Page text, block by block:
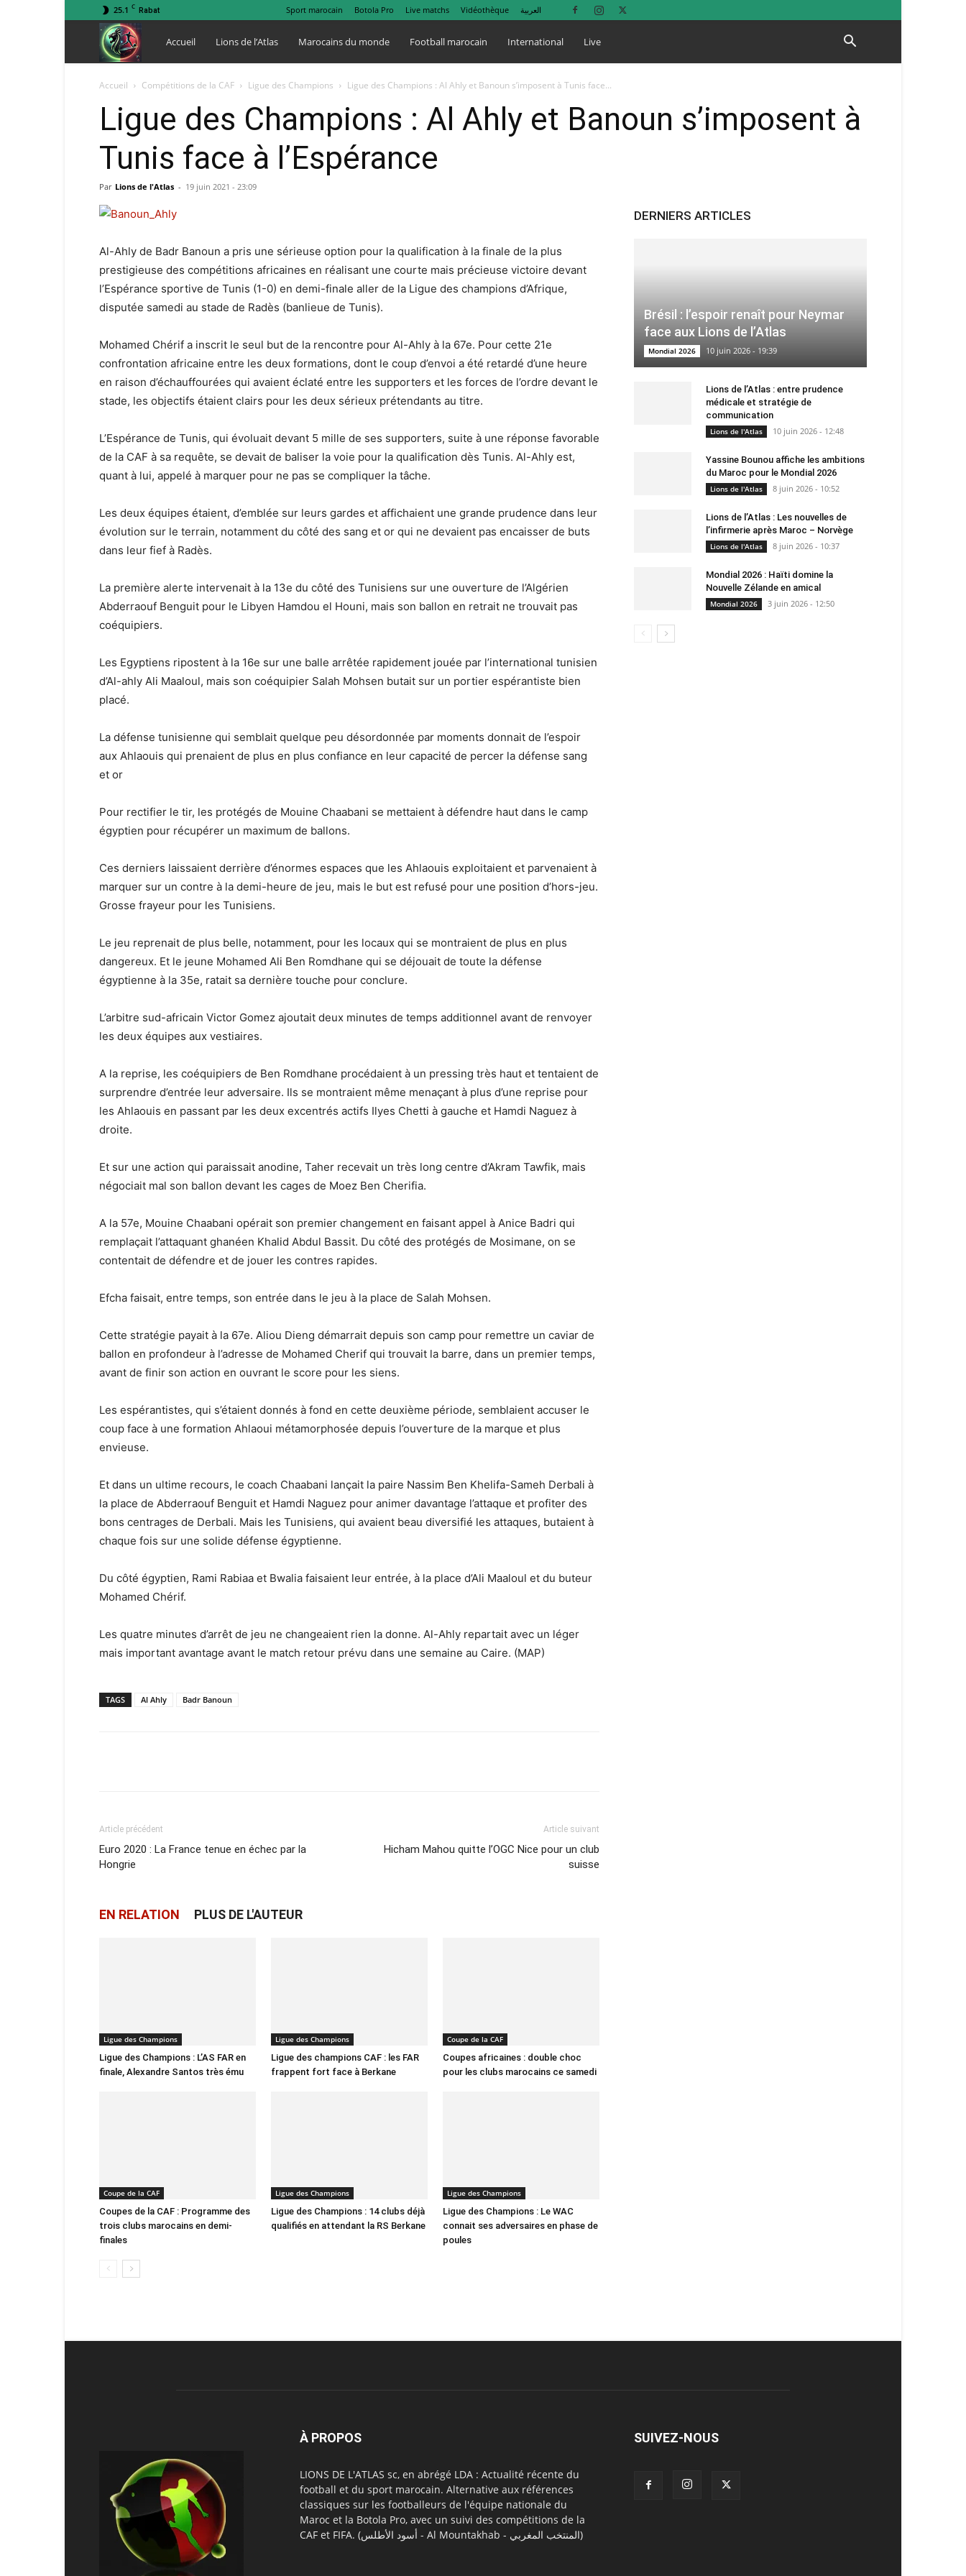
25.1 C Rabat Sport marocain Botola Pro Live matchs Vidéothèque العربية
Lions
de
l
Atlas
Accueil Lions de l’Atlas Marocains du monde Football marocain International Live
Accueil Compétitions de la CAF Ligue des Champions Ligue des Champions : Al Ahly et Banoun s’imposent à Tunis face...
Ligue des Champions : Al Ahly et Banoun s’imposent à
Tunis face à l’Espérance
Par Lions de l'Atlas - 19 juin 2021 - 23:09
Al-Ahly de Badr Banoun a pris une sérieuse option pour la qualification à la finale de la plus
prestigieuse des compétitions africaines en réalisant une courte mais précieuse victoire devant
l’Espérance sportive de Tunis (1-0) en demi-finale aller de la Ligue des champions d’Afrique,
disputée samedi au stade de Radès (banlieue de Tunis).
Mohamed Chérif a inscrit le seul but de la rencontre pour Al-Ahly à la 67e. Pour cette 21e
confrontation africaine entre les deux formations, dont le coup d’envoi a été retardé d’une heure
en raison d’échauffourées qui avaient éclaté entre les supporters et les forces de l’ordre devant le
stade, les objectifs étaient clairs pour les deux sérieux prétendants au titre.
L’Espérance de Tunis, qui évoluait devant 5 mille de ses supporters, suite à une réponse favorable
de la CAF à sa requête, se devait de baliser la voie pour la qualification dès Tunis. Al-Ahly est,
quant à lui, appelé à marquer pour ne pas se compliquer la tâche.
Les deux équipes étaient, d’emblée sur leurs gardes et affichaient une grande prudence dans leur
évolution sur le terrain, notamment du côté des sang et or qui ne devaient pas encaisser de buts
dans leur fief à Radès.
La première alerte intervenait à la 13e du côté des Tunisiens sur une ouverture de l’Algérien
Abderraouf Benguit pour le Libyen Hamdou el Houni, mais son ballon en retrait ne trouvait pas
coéquipiers.
Les Egyptiens ripostent à la 16e sur une balle arrêtée rapidement jouée par l’international tunisien
d’Al-ahly Ali Maaloul, mais son coéquipier Salah Mohsen butait sur un portier espérantiste bien
placé.
La défense tunisienne qui semblait quelque peu désordonnée par moments donnait de l’espoir
aux Ahlaouis qui prenaient de plus en plus confiance en leur capacité de percer la défense sang
et or
Pour rectifier le tir, les protégés de Mouine Chaabani se mettaient à défendre haut dans le camp
égyptien pour récupérer un maximum de ballons.
Ces derniers laissaient derrière d’énormes espaces que les Ahlaouis exploitaient et parvenaient à
marquer sur un contre à la demi-heure de jeu, mais le but est refusé pour une position d’hors-jeu.
Grosse frayeur pour les Tunisiens.
Le jeu reprenait de plus belle, notamment, pour les locaux qui se montraient de plus en plus
dangereux. Et le jeune Mohamed Ali Ben Romdhane qui se déjouait de toute la défense
égyptienne à la 35e, ratait sa dernière touche pour conclure.
L’arbitre sud-africain Victor Gomez ajoutait deux minutes de temps additionnel avant de renvoyer
les deux équipes aux vestiaires.
A la reprise, les coéquipiers de Ben Romdhane procédaient à un pressing très haut et tentaient de
surprendre d’entrée leur adversaire. Ils se montraient même menaçant à plus d’une reprise pour
les Ahlaouis en passant par les deux excentrés actifs Ilyes Chetti à gauche et Hamdi Naguez à
droite.
Et sur une action qui paraissait anodine, Taher recevait un très long centre d’Akram Tawfik, mais
négociait mal son ballon devant les cages de Moez Ben Cherifia.
A la 57e, Mouine Chaabani opérait son premier changement en faisant appel à Anice Badri qui
remplaçait l’attaquant ghanéen Khalid Abdul Bassit. Du côté des protégés de Mosimane, on se
contentait de défendre et de jouer les contres rapides.
Efcha faisait, entre temps, son entrée dans le jeu à la place de Salah Mohsen.
Cette stratégie payait à la 67e. Aliou Dieng démarrait depuis son camp pour remettre un caviar de
ballon en profondeur à l’adresse de Mohamed Cherif qui trouvait la barre, dans un premier temps,
avant de finir son action en ouvrant le score pour les siens.
Les espérantistes, qui s’étaient donnés à fond en cette deuxième période, semblaient accuser le
coup face à une formation Ahlaoui métamorphosée depuis l’ouverture de la marque et plus
envieuse.
Et dans un ultime recours, le coach Chaabani lançait la paire Nassim Ben Khelifa-Sameh Derbali à
la place de Abderraouf Benguit et Hamdi Naguez pour animer davantage l’attaque et profiter des
bons centrages de Derbali. Mais les Tunisiens, qui avaient beau diversifié les attaques, butaient à
chaque fois sur une solide défense égyptienne.
Du côté égyptien, Rami Rabiaa et Bwalia faisaient leur entrée, à la place d’Ali Maaloul et du buteur
Mohamed Chérif.
Les quatre minutes d’arrêt de jeu ne changeaient rien la donne. Al-Ahly repartait avec un léger
mais important avantage avant le match retour prévu dans une semaine au Caire. (MAP)
TAGS Al Ahly Badr Banoun
Article précédent
Euro 2020 : La France tenue en échec par la
Hongrie
Article suivant
Hicham Mahou quitte l’OGC Nice pour un club
suisse
EN RELATION PLUS DE L'AUTEUR
Ligue des Champions
Ligue des Champions : L’AS FAR en
finale, Alexandre Santos très ému
Ligue des Champions
Ligue des champions CAF : les FAR
frappent fort face à Berkane
Coupe de la CAF
Coupes africaines : double choc
pour les clubs marocains ce samedi
Coupe de la CAF
Coupes de la CAF : Programme des
trois clubs marocains en demi-
finales
Ligue des Champions
Ligue des Champions : 14 clubs déjà
qualifiés en attendant la RS Berkane
Ligue des Champions
Ligue des Champions : Le WAC
connait ses adversaires en phase de
poules
DERNIERS ARTICLES
Brésil : l’espoir renaît pour Neymar
face aux Lions de l’Atlas
Mondial 2026 10 juin 2026 - 19:39
Lions de l’Atlas : entre prudence
médicale et stratégie de
communication
Lions de l'Atlas 10 juin 2026 - 12:48
Yassine Bounou affiche les ambitions
du Maroc pour le Mondial 2026
Lions de l'Atlas 8 juin 2026 - 10:52
Lions de l’Atlas : Les nouvelles de
l’infirmerie après Maroc – Norvège
Lions de l'Atlas 8 juin 2026 - 10:37
Mondial 2026 : Haïti domine la
Nouvelle Zélande en amical
Mondial 2026 3 juin 2026 - 12:50
À PROPOS
LIONS DE L'ATLAS sc, en abrégé LDA : Actualité récente du
football et du sport marocain. Alternative aux références
classiques sur les footballeurs de l'équipe nationale du
Maroc et la Botola Pro, avec un suivi des compétitions de la
CAF et FIFA. (أسود الأطلس - Al Mountakhab - المنتخب المغربي)
SUIVEZ-NOUS